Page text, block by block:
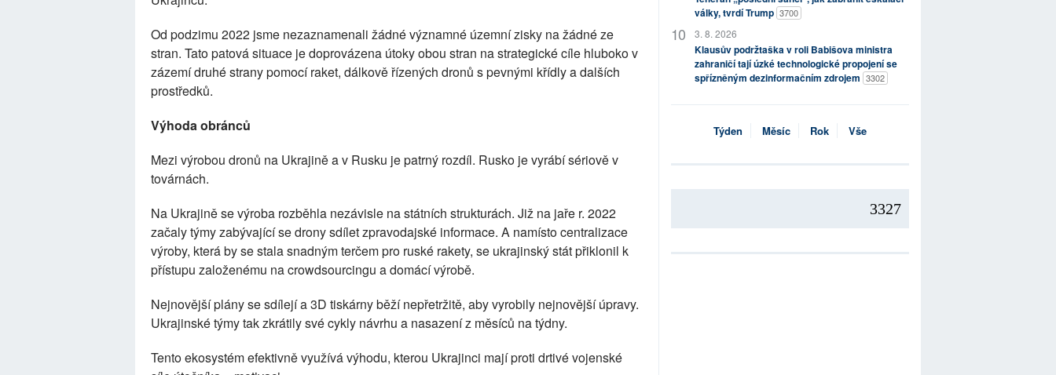
Od podzimu 2022 jsme nezaznamenali žádné významné územní zisky na žádné ze
stran. Tato patová situace je doprovázena útoky obou stran na strategické cíle hluboko v
zázemí druhé strany pomocí raket, dálkově řízených dronů s pevnými křídly a dalších
prostředků.
Výhoda obránců
Mezi výrobou dronů na Ukrajině a v Rusku je patrný rozdíl. Rusko je vyrábí sériově v
továrnách.
Na Ukrajině se výroba rozběhla nezávisle na státních strukturách. Již na jaře r. 2022
začaly týmy zabývající se drony sdílet zpravodajské informace. A namísto centralizace
výroby, která by se stala snadným terčem pro ruské rakety, se ukrajinský stát přiklonil k
přístupu založenému na crowdsourcingu a domácí výrobě.
Nejnovější plány se sdílejí a 3D tiskárny běží nepřetržitě, aby vyrobily nejnovější úpravy.
Ukrajinské týmy tak zkrátily své cykly návrhu a nasazení z měsíců na týdny.
Tento ekosystém efektivně využívá výhodu, kterou Ukrajinci mají proti drtivé vojenské
války, tvrdí Trump 3700
3. 8. 2026
Klausův podržtaška v roli Babišova ministra
zahraničí tají úzké technologické propojení se
spřízněným dezinformačním zdrojem 3302
Týden Měsíc Rok Vše
3327